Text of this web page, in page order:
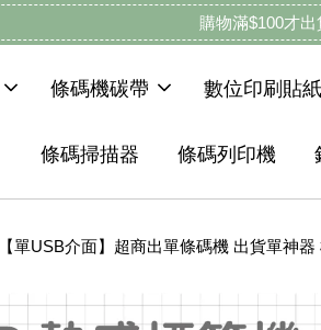
購物滿$100才
條碼機碳帶 數位印刷貼紙
條碼掃描器 條碼列印機
單USB介面】超商出單條碼機 出貨單神器